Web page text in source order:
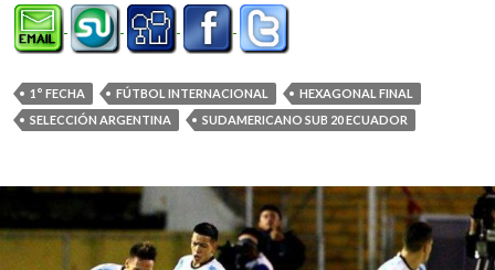
1° FECHA FÚTBOL INTERNACIONAL
HEXAGONAL FINAL
SELECCIÓN ARGENTINA
SUDAMERICANO SUB 20 ECUADOR